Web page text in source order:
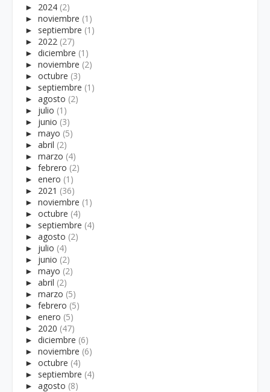
► 2024 (2)
► noviembre (1)
► septiembre (1)
► 2022 (27)
► diciembre (1)
► noviembre (2)
► octubre (3)
► septiembre (1)
► agosto (2)
► julio (1)
► junio (3)
► mayo (5)
► abril (2)
► marzo (4)
► febrero (2)
► enero (1)
► 2021 (36)
► noviembre (1)
► octubre (4)
► septiembre (4)
► agosto (2)
► julio (4)
► junio (2)
► mayo (2)
► abril (2)
► marzo (5)
► febrero (5)
► enero (5)
► 2020 (47)
► diciembre (6)
► noviembre (6)
► octubre (4)
► septiembre (4)
► agosto (8)